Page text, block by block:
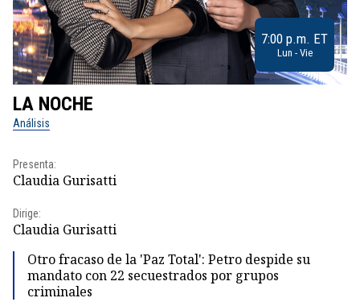
7:00 p.m. ET
Lun - Vie
LA NOCHE
Análisis
Presenta:
Claudia Gurisatti
Dirige:
Claudia Gurisatti
Otro fracaso de la 'Paz Total': Petro despide su
mandato con 22 secuestrados por grupos
criminales